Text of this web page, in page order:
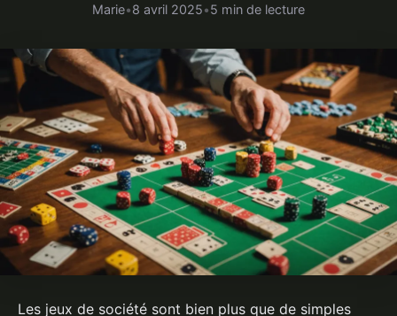
Marie•8 avril 2025•5 min de lecture
Les jeux de société sont bien plus que de simples